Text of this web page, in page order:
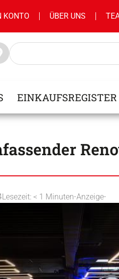
KONTO ÜBER UNS
EINKAUFSREGISTER
Lesezeit: < 1 Minuten-Anzeige-